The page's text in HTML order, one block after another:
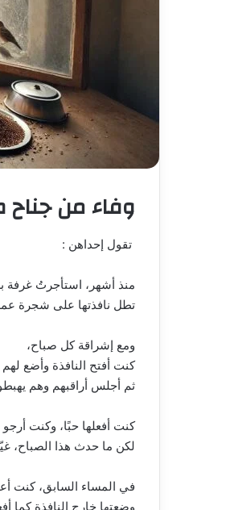
وفاء من جناح
تقول إحداهن :
منذ أشهر، استأجرتُ غرفة
تطل نافذتها على شجرة
ومع إشراقة كل صباح،
كنت أفتح النافذة وأضع
ثم أجلس أراقبهم وهم
كنت أفعلها حبًا، وكنت
لكن ما حدث هذا الصباح،
في المساء السابق، كنت
وضعتها خارج النافذة كما